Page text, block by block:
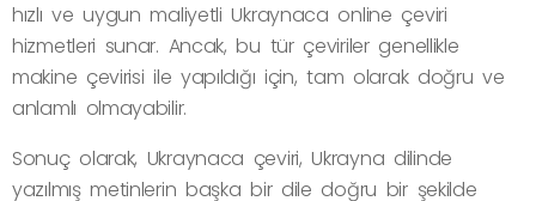
hızlı ve uygun maliyetli Ukraynaca online çeviri
hizmetleri sunar. Ancak, bu tür çeviriler genellikle
makine çevirisi ile yapıldığı için, tam olarak doğru ve
anlamlı olmayabilir.
Sonuç olarak, Ukraynaca çeviri, Ukrayna dilinde
yazılmış metinlerin başka bir dile doğru bir şekilde